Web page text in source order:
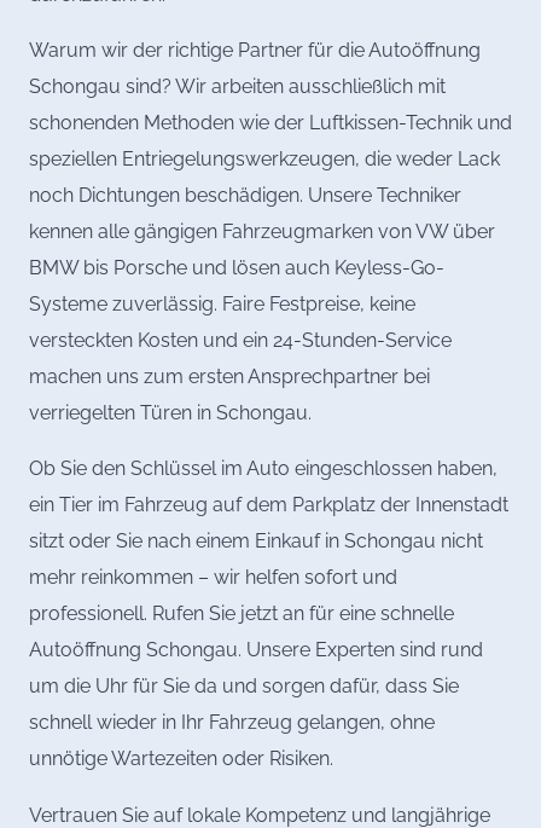
Warum wir der richtige Partner für die Autoöffnung
Schongau sind? Wir arbeiten ausschließlich mit
schonenden Methoden wie der Luftkissen-Technik und
speziellen Entriegelungswerkzeugen, die weder Lack
noch Dichtungen beschädigen. Unsere Techniker
kennen alle gängigen Fahrzeugmarken von VW über
BMW bis Porsche und lösen auch Keyless-Go-
Systeme zuverlässig. Faire Festpreise, keine
versteckten Kosten und ein 24-Stunden-Service
machen uns zum ersten Ansprechpartner bei
verriegelten Türen in Schongau.
Ob Sie den Schlüssel im Auto eingeschlossen haben,
ein Tier im Fahrzeug auf dem Parkplatz der Innenstadt
sitzt oder Sie nach einem Einkauf in Schongau nicht
mehr reinkommen – wir helfen sofort und
professionell. Rufen Sie jetzt an für eine schnelle
Autoöffnung Schongau. Unsere Experten sind rund
um die Uhr für Sie da und sorgen dafür, dass Sie
schnell wieder in Ihr Fahrzeug gelangen, ohne
unnötige Wartezeiten oder Risiken.
Vertrauen Sie auf lokale Kompetenz und langjährige